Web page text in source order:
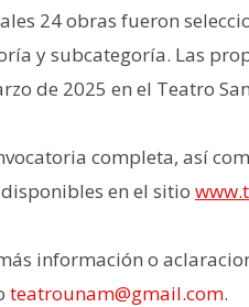
24 obras fueron
y subcategoría. Las
de 2025 en el Teatro
completa, así
en el sitio
información o
teatrounam@gmail.com.